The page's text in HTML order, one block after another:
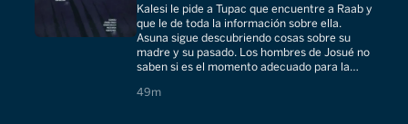
Kalesi le pide a Tupac que encuentre a Raab y
que le de toda la información sobre ella.
Asuna sigue descubriendo cosas sobre su
madre y su pasado. Los hombres de Josué no
saben si es el momento adecuado para la
49m
49 minutes